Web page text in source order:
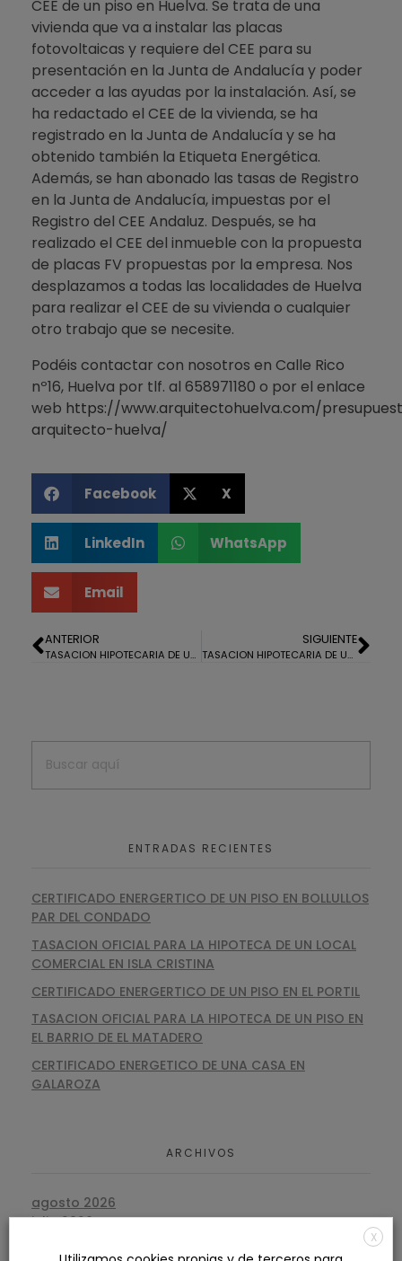
CEE de un piso en Huelva. Se trata de una
vivienda que va a instalar las placas
fotovoltaicas y requiere del CEE para su
presentación en la Junta de Andalucía y poder
acceder a las ayudas por la instalación. Así, se
ha redactado el CEE de la vivienda, se ha
registrado en la Junta de Andalucía y se ha
obtenido también la Etiqueta Energética.
Además, se han abonado las tasas de Registro
en la Junta de Andalucía, impuestas por el
Registro del CEE Andaluz. Después, se ha
realizado el CEE del inmueble con la propuesta
de placas FV propuestas por la empresa. Nos
desplazamos a todas las localidades de Huelva
para realizar el CEE de su vivienda o cualquier
otro trabajo que se necesite.
Podéis contactar con nosotros en Calle Rico
nº16, Huelva por tlf. al 658971180 o por el enlace
web https://www.arquitectohuelva.com/
arquitecto-huelva/
Facebook X
LinkedIn WhatsApp
Email
ANTERIOR
TASACION HIPOTECARIA DE UN ADOSADO EN ISLANTILLA
SIGUIENTE
TASACION HIPOTECARIA DE UN ADOSADO EN LEPE
ENTRADAS RECIENTES
CERTIFICADO ENERGERTICO DE UN PISO EN BOLLULLOS
PAR DEL CONDADO
TASACION OFICIAL PARA LA HIPOTECA DE UN LOCAL
COMERCIAL EN ISLA CRISTINA
CERTIFICADO ENERGERTICO DE UN PISO EN EL PORTIL
TASACION OFICIAL PARA LA HIPOTECA DE UN PISO EN
EL BARRIO DE EL MATADERO
CERTIFICADO ENERGETICO DE UNA CASA EN
GALAROZA
ARCHIVOS
agosto 2026
julio 2026
X